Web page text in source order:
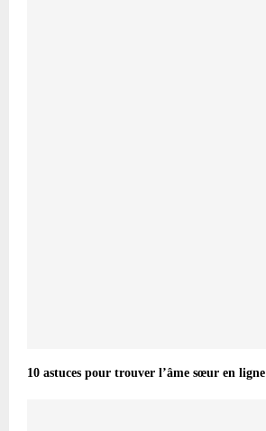
10 astuces pour trouver l’âme sœur en ligne